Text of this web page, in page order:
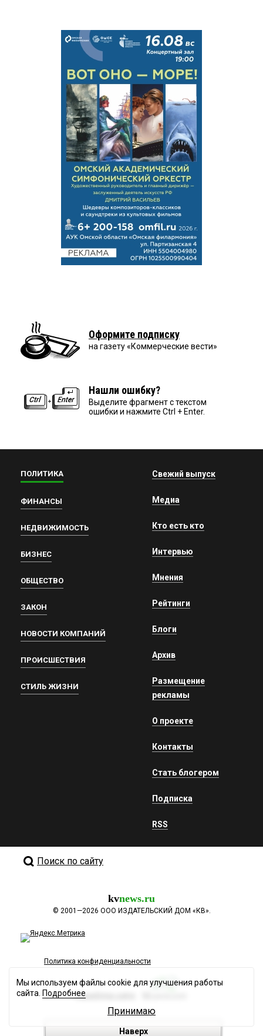
Оформите подписку
на газету «Коммерческие вести»
Нашли ошибку?
Выделите фрагмент с текстом
ошибки и нажмите Ctrl + Enter.
ПОЛИТИКА
ФИНАНСЫ
НЕДВИЖИМОСТЬ
БИЗНЕС
ОБЩЕСТВО
ЗАКОН
НОВОСТИ КОМПАНИЙ
ПРОИСШЕСТВИЯ
СТИЛЬ ЖИЗНИ
Свежий выпуск
Медиа
Кто есть кто
Интервью
Мнения
Рейтинги
Блоги
Архив
Размещение
рекламы
О проекте
Контакты
Стать блогером
Подписка
RSS
Поиск по сайту
kvnews.ru
© 2001—2026 ООО ИЗДАТЕЛЬСКИЙ ДОМ «КВ».
Политика конфиденциальности
Разработка сайта
Наверх
Мы используем файлы cookie для улучшения работы
сайта. Подробнее
Принимаю